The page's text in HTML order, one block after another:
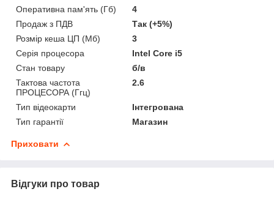
Оперативна пам'ять (Гб)
4
Продаж з ПДВ
Так (+5%)
Розмір кеша ЦП (Мб)
3
Серія процесора
Intel Core i5
Стан товару
б/в
Тактова частота
ПРОЦЕСОРА (Ггц)
2.6
Тип відеокарти
Інтегрована
Тип гарантії
Магазин
Приховати
Відгуки про товар